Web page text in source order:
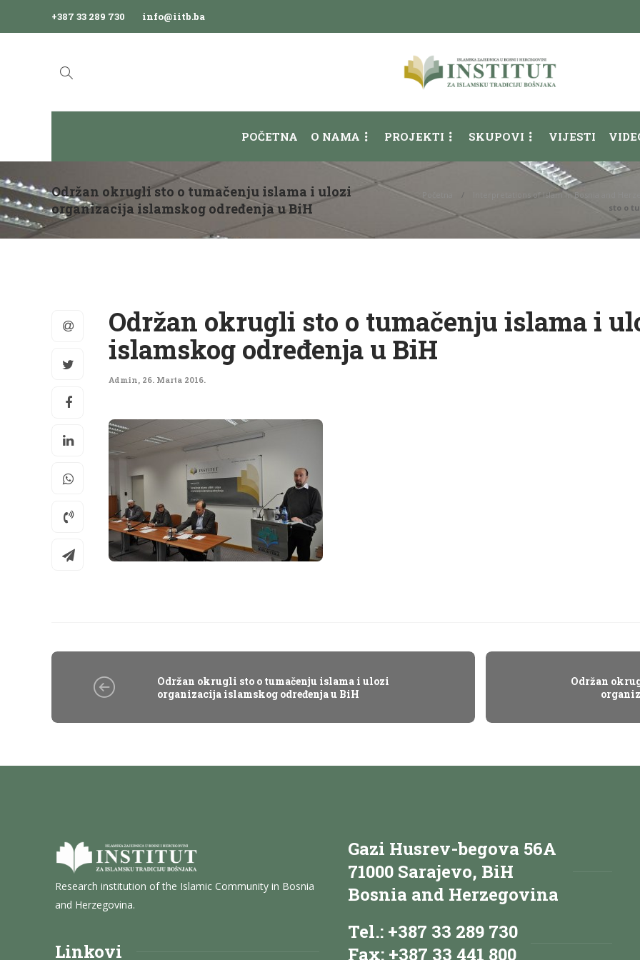
+387 33 289 730 info@iitb.ba
POČETNA O NAMA PROJEKTI SKUPOVI VIJESTI
Održan okrugli sto o tumačenju islama i ulozi
organizacija islamskog određenja u BiH
Interpretations of Islam in Bosnia and
sto o
Održan okrugli sto o tumačenju islama i
islamskog određenja u BiH
Admin, 26. Marta 2016.
Održan okrugli sto o tumačenju islama i ulozi
organizacija islamskog određenja u BiH
Održan
Research institution of the Islamic Community in Bosnia
and Herzegovina.
Linkovi
Gazi Husrev-begova 56A
71000 Sarajevo, BiH
Bosnia and Herzegovina
Tel.: +387 33 289 730
Fax: +387 33 441 800